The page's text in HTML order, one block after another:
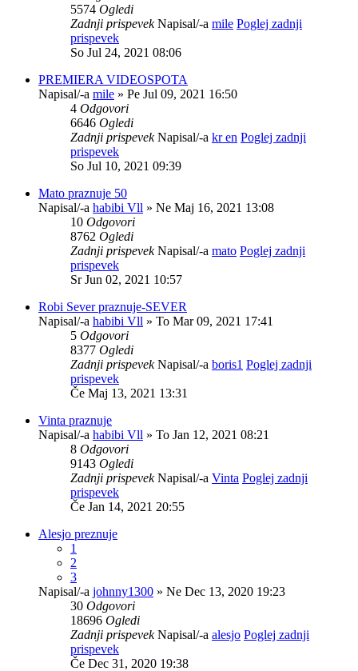
5574 Ogledi
Zadnji prispevekNapisal/-a mile Poglej zadnji
prispevek
So Jul 24, 2021 08:06
PREMIERA VIDEOSPOTA
Napisal/-a mile » Pe Jul 09, 2021 16:50
4 Odgovori
6646 Ogledi
Zadnji prispevekNapisal/-a kr en Poglej zadnji
prispevek
So Jul 10, 2021 09:39
Mato praznuje 50
Napisal/-a habibi Vll » Ne Maj 16, 2021 13:08
10 Odgovori
8762 Ogledi
Zadnji prispevekNapisal/-a mato Poglej zadnji
prispevek
Sr Jun 02, 2021 10:57
Robi Sever praznuje-SEVER
Napisal/-a habibi Vll » To Mar 09, 2021 17:41
5 Odgovori
8377 Ogledi
Zadnji prispevekNapisal/-a boris1 Poglej zadnji
prispevek
Če Maj 13, 2021 13:31
Vinta praznuje
Napisal/-a habibi Vll » To Jan 12, 2021 08:21
8 Odgovori
9143 Ogledi
Zadnji prispevekNapisal/-a Vinta Poglej zadnji
prispevek
Če Jan 14, 2021 20:55
Alesjo preznuje
1
2
3
Napisal/-a johnny1300 » Ne Dec 13, 2020 19:23
30 Odgovori
18696 Ogledi
Zadnji prispevekNapisal/-a alesjo Poglej zadnji
prispevek
Če Dec 31, 2020 19:38